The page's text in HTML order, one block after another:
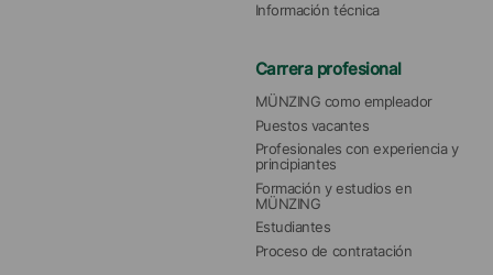
Información técnica
Carrera profesional
MÜNZING como empleador
Puestos vacantes
Profesionales con experiencia y
principiantes
Formación y estudios en
MÜNZING
Estudiantes
Proceso de contratación